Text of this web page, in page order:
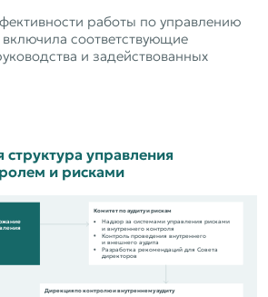
работы по управлению
соответствующие
и задействованных
управления
и рисками
Комитет по аудиту и рискам
Дирекция по контролю и внутреннему аудиту
Надзор за системами управления рисками
и внутреннего контроля
Контроль проведения внутреннего
и внешнего аудита
Разработка рекомендаций для Совета
директоров